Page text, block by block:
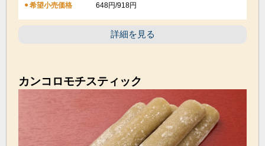
希望小売価格
648円/918円
詳細を見る
カンコロモチスティック